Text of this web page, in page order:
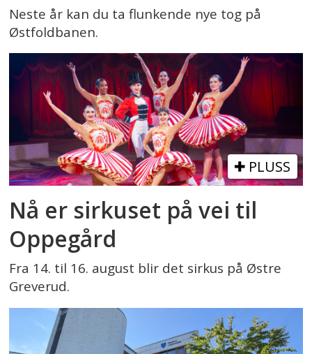
Neste år kan du ta flunkende nye tog på
Østfoldbanen.
PLUSS
Nå er sirkuset på vei til
Oppegård
Fra 14. til 16. august blir det sirkus på Østre
Greverud.